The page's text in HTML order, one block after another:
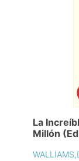
La
Millón